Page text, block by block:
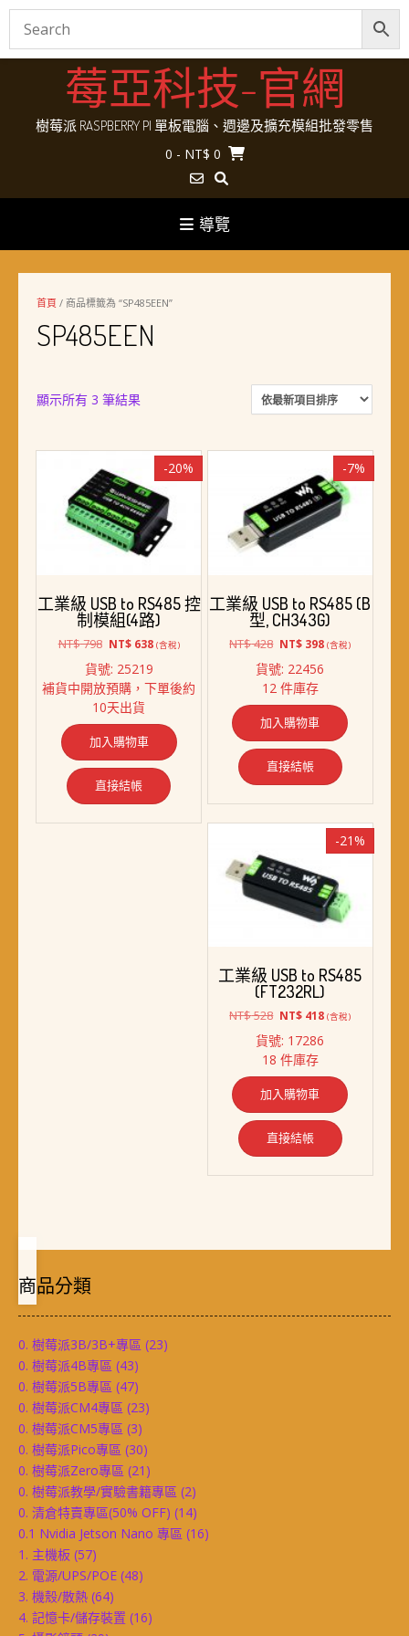
Skip
莓亞科技-官網
樹莓派 RASPBERRY PI 單板電腦、週邊及擴充模組批發零售
0 - NT$ 0
導覽
首頁 / 商品標籤為 “SP485EEN”
SP485EEN
顯示所有 3 筆結果依
項
排
序
-20%
工業級 USB to RS485 控
制模組(4路)
NT$798 原
價
格：
NT$ 798。
NT$638目
價
格：
(含稅)
貨號: 25219
補貨中開放預購，下單後約
10天出貨
加入購物車
直接結帳
-7%
工業級 USB to RS485 (B
型, CH343G)
NT$428 原
價
格：
NT$ 428。
NT$ 398目
NT$ 398。
(含稅)
貨號: 22456
12 件庫存
加入購物車
直接結帳
-21%
工業級 USB to RS485
(FT232RL)
NT$528 原
價
格：
NT$ 528。
NT$ 418目
NT$ 418。
(含稅)
貨號: 17286
18 件庫存
加入購物車
直接結帳
商品分類
0. 樹莓派3B/3B+專區 (23)
0. 樹莓派4B專區 (43)
0. 樹莓派5B專區 (47)
0. 樹莓派CM4專區 (23)
0. 樹莓派CM5專區 (3)
0. 樹莓派Pico專區 (30)
0. 樹莓派Zero專區 (21)
0. 樹莓派教學/實驗書籍專區 (2)
0. 清倉特賣專區(50% OFF) (14)
0.1 Nvidia Jetson Nano 專區 (16)
1. 主機板 (57)
2. 電源/UPS/POE (48)
3. 機殼/散熱 (64)
4. 記憶卡/儲存裝置 (16)